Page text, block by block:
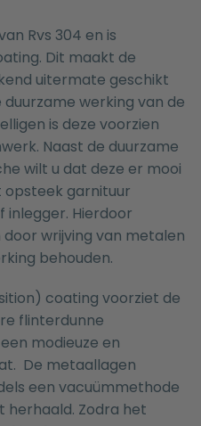
Rvs 304 en is
Dit maakt de
uitermate geschikt
werking van de
is deze voorzien
Naast de duurzame
wilt u dat deze er mooi
opsteek garnituur
inlegger. Hierdoor
wrijving van metalen
behouden.
coating voorziet de
flinterdunne
modieuze en
De metaallagen
een vacuümmethode
herhaald. Zodra het